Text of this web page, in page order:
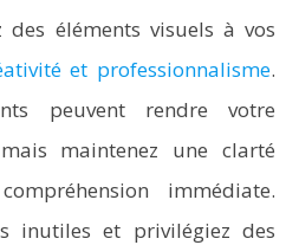
des éléments visuels à vos
et professionnalisme.
peuvent rendre votre
maintenez une clarté
immédiate.
inutiles et privilégiez des